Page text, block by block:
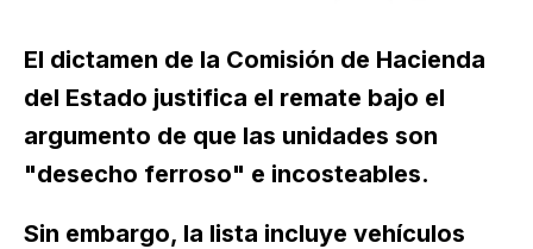
El dictamen de la Comisión de Hacienda
del Estado justifica el remate bajo el
argumento de que las unidades son
"desecho ferroso" e incosteables.
Sin embargo, la lista incluye vehículos